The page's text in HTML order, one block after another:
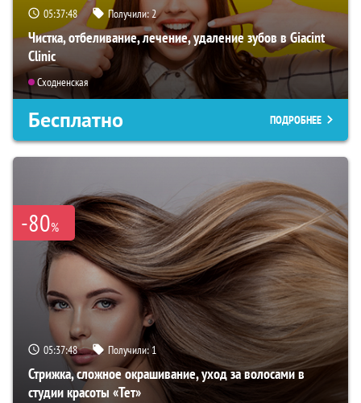
05:37:47 Получили:2
Чистка, отбеливание, лечение, удаление зубов в Giacint
Clinic
Сходненская
Бесплатно ПОДРОБНЕЕ
-80%
05:37:47 Получили:1
Стрижка, сложное окрашивание, уход за волосами в
студии красоты «Тет»